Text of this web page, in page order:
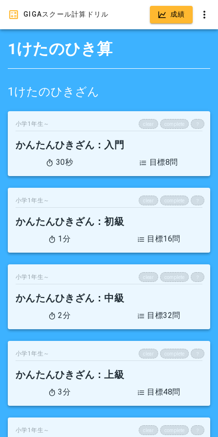
GIGAスクール計算ドリル 成績
1けたのひき算
1けたのひきざん
clear complete
小学1年生～
かんたんひきざん ：入門
30秒 目標8問
clear complete
小学1年生～
かんたんひきざん ：初級
1分 目標16問
clear complete
小学1年生～
かんたんひきざん ：中級
2分 目標32問
clear complete
小学1年生～
かんたんひきざん ：上級
3分 目標48問
clear complete
小学1年生～